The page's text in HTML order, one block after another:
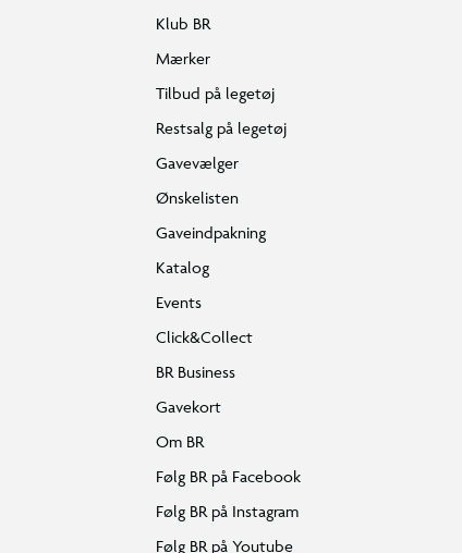
Klub BR
Mærker
Tilbud på legetøj
Restsalg på legetøj
Gavevælger
Ønskelisten
Gaveindpakning
Katalog
Events
Click&Collect
BR Business
Gavekort
Om BR
Følg BR på Facebook
Følg BR på Instagram
Følg BR på Youtube